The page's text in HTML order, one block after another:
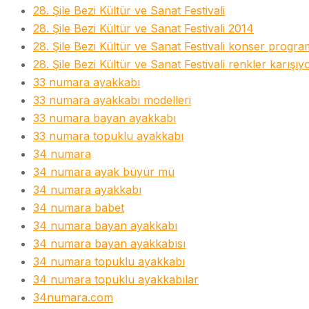
28. Şile Bezi Kültür ve Sanat Festivali
28. Şile Bezi Kültür ve Sanat Festivali 2014
28. Şile Bezi Kültür ve Sanat Festivali konser
28. Şile Bezi Kültür ve Sanat Festivali renkler
33 numara ayakkabı
33 numara ayakkabı modelleri
33 numara bayan ayakkabı
33 numara topuklu ayakkabı
34 numara
34 numara ayak büyür mü
34 numara ayakkabı
34 numara babet
34 numara bayan ayakkabı
34 numara bayan ayakkabısı
34 numara topuklu ayakkabı
34 numara topuklu ayakkabılar
34numara.com